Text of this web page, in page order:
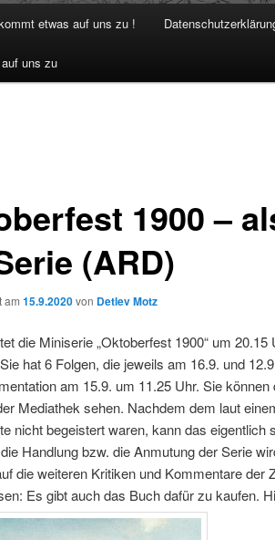
etwas auf uns zu !
uns zu
1900 –
(ARD)
am 15.9.2020von Detlev Motz
die Miniserie „Oktoberfest 1900“ um
hat 6 Folgen, die jeweils am 16.9. und
am 15.9. um 11.25 Uhr. Sie
Mediathek sehen. Nachdem dem laut
nicht begeistert waren, kann das eigentlich
Handlung bzw. die Anmutung der Serie
die weiteren Kritiken und Kommentare der
Es gibt auch das Buch dafür zu kaufen.